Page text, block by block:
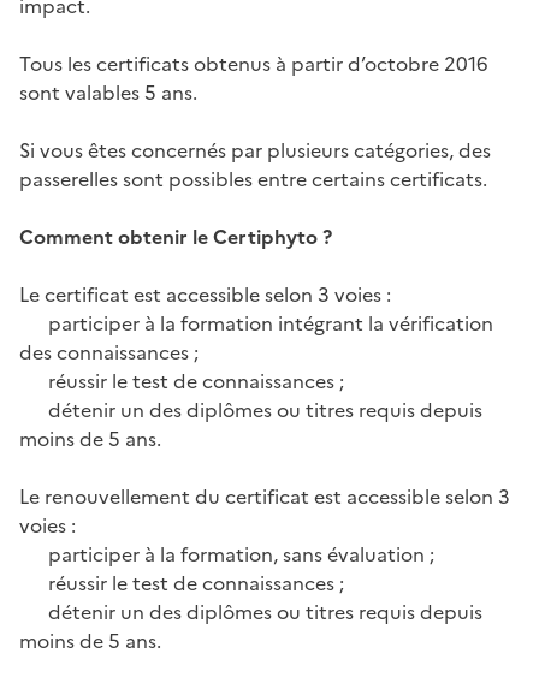
impact.
Tous les certificats obtenus à partir d’octobre 2016
sont valables 5 ans.
Si vous êtes concernés par plusieurs catégories, des
passerelles sont possibles entre certains certificats.
Comment obtenir le Certiphyto ?
Le certificat est accessible selon 3 voies :
participer à la formation intégrant la vérification
des connaissances ;
réussir le test de connaissances ;
détenir un des diplômes ou titres requis depuis
moins de 5 ans.
Le renouvellement du certificat est accessible selon 3
voies :
participer à la formation, sans évaluation ;
réussir le test de connaissances ;
détenir un des diplômes ou titres requis depuis
moins de 5 ans.